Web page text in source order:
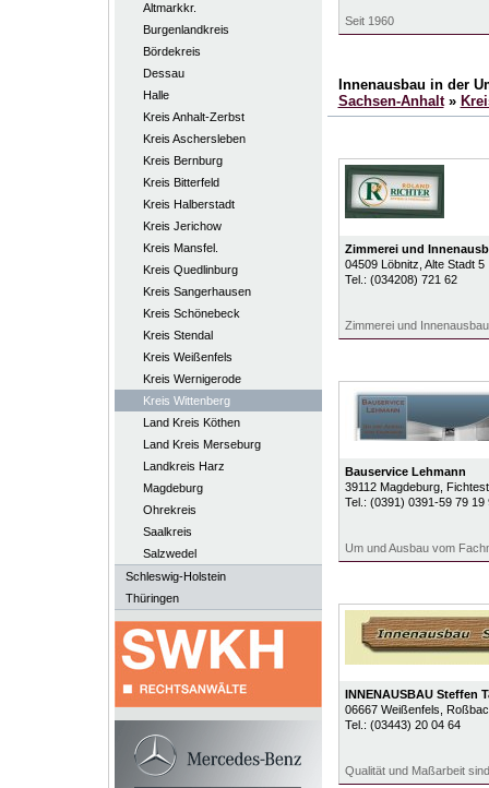
Altmarkkr.
Burgenlandkreis
Bördekreis
Dessau
Halle
Kreis Anhalt-Zerbst
Kreis Aschersleben
Kreis Bernburg
Kreis Bitterfeld
Kreis Halberstadt
Kreis Jerichow
Kreis Mansfel.
Kreis Quedlinburg
Kreis Sangerhausen
Kreis Schönebeck
Kreis Stendal
Kreis Weißenfels
Kreis Wernigerode
Kreis Wittenberg
Land Kreis Köthen
Land Kreis Merseburg
Landkreis Harz
Magdeburg
Ohrekreis
Saalkreis
Salzwedel
Schleswig-Holstein
Thüringen
Seit 1960
Innenausbau in der
Sachsen-Anhalt»
Zimmerei und
04509 Löbnitz , Alte Stadt 5
Tel.: (034208) 721 62
Zimmerei und Innenausbau
Bauservice Lehmann
39112 Magdeburg,
Tel.: (0391) 0391-59 79 19
Um und Ausbau vom
INNENAUSBAU Steffen
06667 Weißenfels ,
Tel.: (03443) 20 04 64
Qualität und Maßarbeit